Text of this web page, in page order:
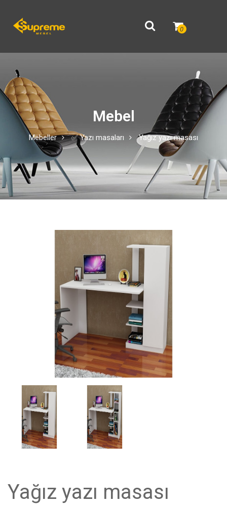
0
Mebel
Mebeller ✅ Yazı masaları Yağız yazı masası
Yağız yazı masası